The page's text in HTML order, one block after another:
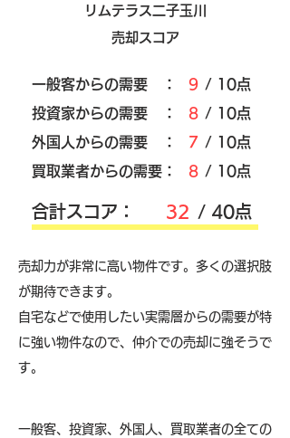
リムテラス二子玉川
売却スコア
​一般客からの需要 ： 9 / 10点
​投資家からの需要 ：
8 / 10点
外国人からの需要 ：
7 / 10点
買取業者からの需要：
8 / 10点
​合計スコア： 32 / 40点
売却力が非常に高い物件です。多くの選択肢
が期待できます。
自宅などで使用したい実需層からの需要が特
に強い物件なので、仲介での売却に強そうで
す。
​一般客、投資家、外国人、買取業者の全ての